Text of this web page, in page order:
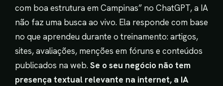
com boa estrutura em Campinas” no ChatGPT, a IA
não faz uma busca ao vivo. Ela responde com base
no que aprendeu durante o treinamento: artigos,
sites, avaliações, menções em fóruns e conteúdos
publicados na web.Se o seu negócio não tem
presença textual relevante na internet, a IA